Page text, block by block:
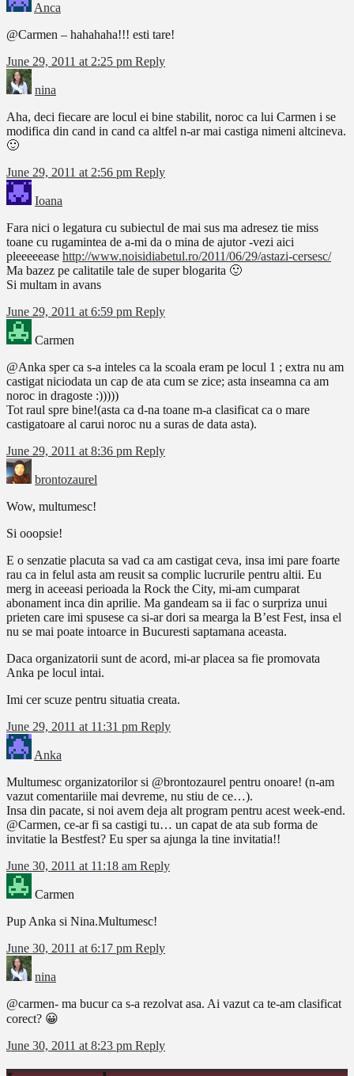
Anca
@Carmen – hahahaha!!! esti tare!
June 29, 2011 at 2:25 pm Reply
nina
Aha, deci fiecare are locul ei bine stabilit, noroc ca lui Carmen i se
modifica din cand in cand ca altfel n-ar mai castiga nimeni altcineva.
🙂
June 29, 2011 at 2:56 pm Reply
Ioana
Fara nici o legatura cu subiectul de mai sus ma adresez tie miss
toane cu rugamintea de a-mi da o mina de ajutor -vezi aici
pleeeeease http://www.noisidiabetul.ro/2011/06/29/astazi-cersesc/
Ma bazez pe calitatile tale de super blogarita 🙂
Si multam in avans
June 29, 2011 at 6:59 pm Reply
Carmen
@Anka sper ca s-a inteles ca la scoala eram pe locul 1 ; extra nu am
castigat niciodata un cap de ata cum se zice; asta inseamna ca am
noroc in dragoste :)))))
Tot raul spre bine!(asta ca d-na toane m-a clasificat ca o mare
castigatoare al carui noroc nu a suras de data asta).
June 29, 2011 at 8:36 pm Reply
brontozaurel
Wow, multumesc!
Si ooopsie!
E o senzatie placuta sa vad ca am castigat ceva, insa imi pare foarte
rau ca in felul asta am reusit sa complic lucrurile pentru altii. Eu
merg in aceeasi perioada la Rock the City, mi-am cumparat
abonament inca din aprilie. Ma gandeam sa ii fac o surpriza unui
prieten care imi spusese ca si-ar dori sa mearga la B’est Fest, insa el
nu se mai poate intoarce in Bucuresti saptamana aceasta.
Daca organizatorii sunt de acord, mi-ar placea sa fie promovata
Anka pe locul intai.
Imi cer scuze pentru situatia creata.
June 29, 2011 at 11:31 pm Reply
Anka
Multumesc organizatorilor si @brontozaurel pentru onoare! (n-am
vazut comentariile mai devreme, nu stiu de ce…).
Insa din pacate, si noi avem deja alt program pentru acest week-end.
@Carmen, ce-ar fi sa castigi tu… un capat de ata sub forma de
invitatie la Bestfest? Eu sper sa ajunga la tine invitatia!!
June 30, 2011 at 11:18 am Reply
Carmen
Pup Anka si Nina.Multumesc!
June 30, 2011 at 6:17 pm Reply
nina
@carmen- ma bucur ca s-a rezolvat asa. Ai vazut ca te-am clasificat
corect? 😀
June 30, 2011 at 8:23 pm Reply